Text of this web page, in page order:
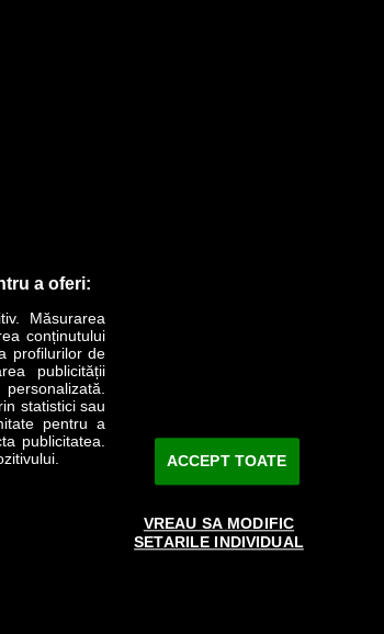
a oferi:
Măsurarea
conținutului
profilurilor de
publicității
statistici sau
pentru a
publicitatea.
ACCEPT TOATE
VREAU SA MODIFIC
SETARILE INDIVIDUAL